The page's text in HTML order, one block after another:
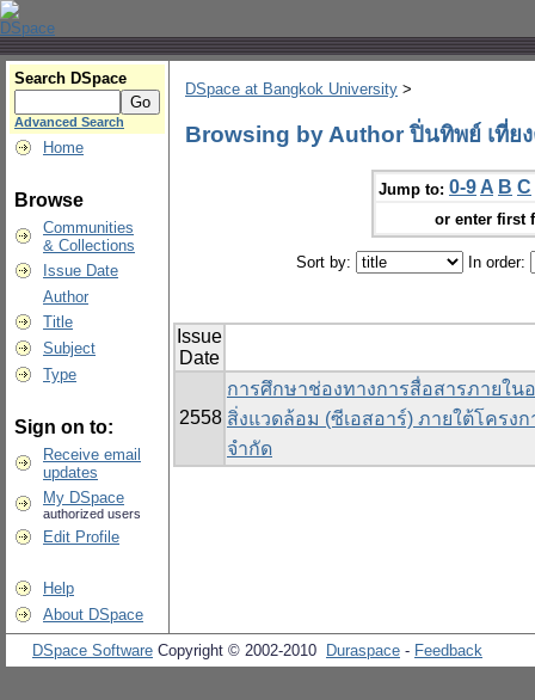
Search DSpace
Advanced Search
Home
Browse
Communities
& Collections
Issue Date
Author
Title
Subject
Type
Sign on to:
Receive email
updates
My DSpace
authorized users
Edit Profile
Help
About DSpace
DSpace at Bangkok University >
Browsing by Author ปิ่นทิพย์ เที่ยง
Jump to: 0-9 A B C
or enter first
Sort by: In order:
Issue
Date
2558
การศึกษาช่องทางการสื่อสารภายใน
สิ่งแวดล้อม (ซีเอสอาร์) ภายใต้โคร
จำกัด
DSpace Software Copyright © 2002-2010 Duraspace - Feedback